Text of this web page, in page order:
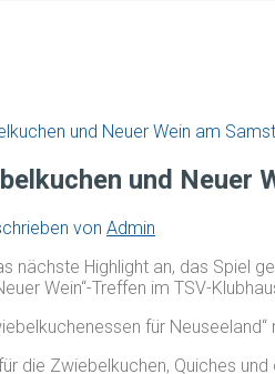
und Neuer Wein am
und Neuer
von Admin
nächste Highlight an, das Spiel
Wein“-Treffen im TSV-
für
die Zwiebelkuchen, Quiches